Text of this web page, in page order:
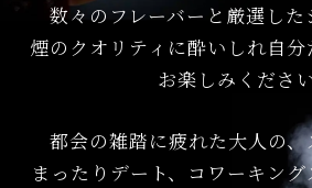
数々のフレーバーと厳選した
煙のクオリティに酔いしれ⾃
お楽しみください
都会の雑踏に疲れた⼤⼈の
まったりデート、コワーキン